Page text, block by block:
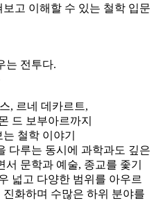
고 이해할 수 있는 철학 입문
는 전투다.
, 르네 데카르트,
드 보부아르까지
철학 이야기
다루는 동시에 과학과도 깊은
문학과 예술, 종교를 좇기
넓고 다양한 범위를 아우르
진화하며 수많은 하위 분야를